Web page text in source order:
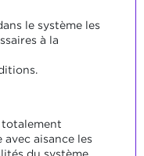
le système les
à la
aisance les